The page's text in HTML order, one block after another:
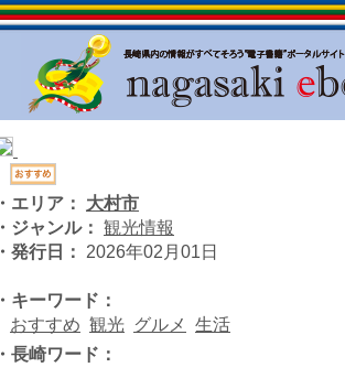
・エリア： 大村市
・ジャンル： 観光情報
・発行日：
2026年02月01日
・キーワード：
おすすめ 観光 グルメ
生活
・長崎ワード：